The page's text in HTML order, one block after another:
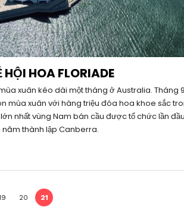
HỘI HOA FLORIADE
xuân kéo dài một tháng ở Australia. Tháng
mùa xuân với hàng triệu đóa hoa khoe sắc
nhất vùng Nam bán cầu được tổ chức lần
năm thành lập Canberra.
20 21